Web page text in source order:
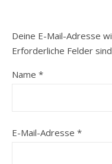
Deine E-Mail-Adresse
Erforderliche Felder
Name *
E-Mail-Adresse *